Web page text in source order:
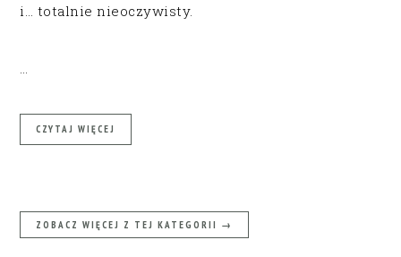
i… totalnie nieoczywisty.
CZYTAJ WIĘCEJ
ZOBACZ WIĘCEJ Z TEJ KATEGORII →